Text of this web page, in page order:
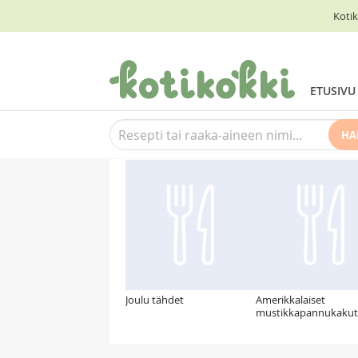
ETUSIVU
Suosittelemme myös
Joulu tähdet
Amerikkalaiset
mustikkapannukakut